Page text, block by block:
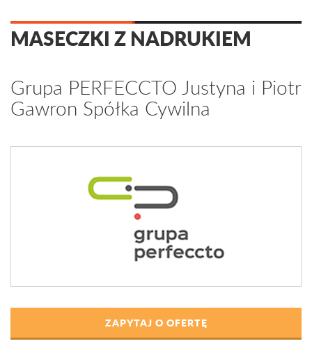
MASECZKI Z NADRUKIEM
Grupa PERFECCTO Justyna i Piotr
Gawron Spółka Cywilna
ZAPYTAJ O OFERTĘ